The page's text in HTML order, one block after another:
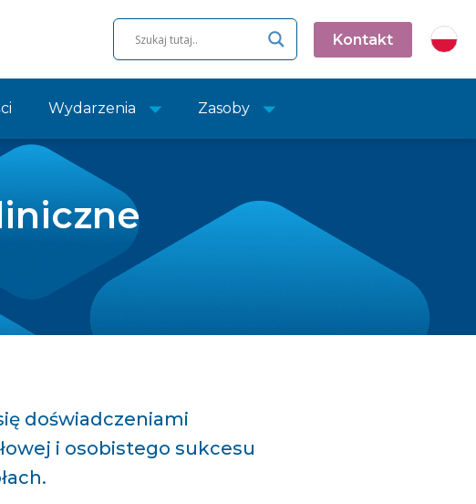
Kontakt
Wydarzenia Zasoby
doświadczeniami
i osobistego sukcesu